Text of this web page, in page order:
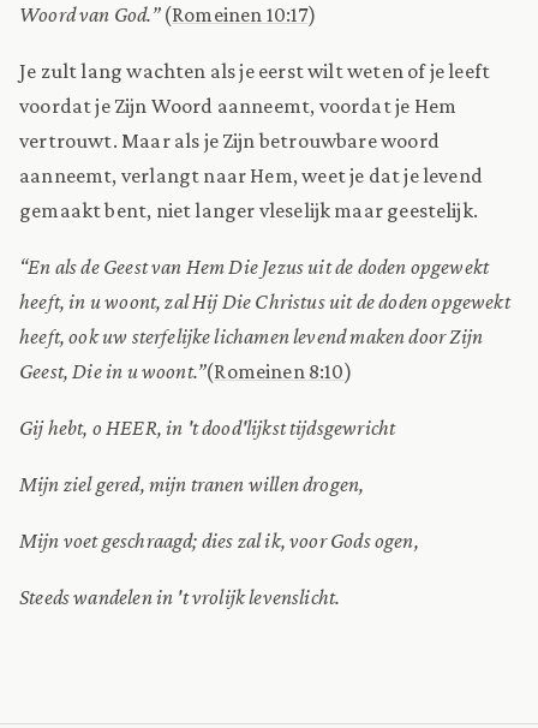
Woord van God.”(Romeinen 10:17)
Je zult lang wachten als je eerst wilt weten of je leeft
voordat je Zijn Woord aanneemt, voordat je Hem
vertrouwt. Maar als je Zijn betrouwbare woord
aanneemt, verlangt naar Hem, weet je dat je levend
gemaakt bent, niet langer vleselijk maar geestelijk.
“En als de Geest van Hem Die Jezus uit de doden opgewekt
heeft, in u woont, zal Hij Die Christus uit de doden opgewekt
heeft, ook uw sterfelijke lichamen levend maken door Zijn
Geest, Die in u woont.”(Romeinen 8:10)
Gij hebt, o HEER, in 't dood'lijkst tijdsgewricht
Mijn ziel gered, mijn tranen willen drogen,
Mijn voet geschraagd; dies zal ik, voor Gods ogen,
Steeds wandelen in 't vrolijk levenslicht.